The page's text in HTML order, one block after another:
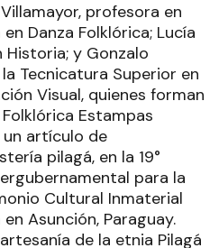
profesora en
Danza Folklórica; Lucía
Historia; y Gonzalo
Tecnicatura Superior en
Visual, quienes forman
Estampas
artículo de
pilagá, en la 19°
para la
Cultural Inmaterial
Asunción, Paraguay.
de la etnia Pilagá